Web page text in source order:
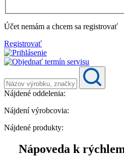
Účet nemám a chcem sa registrovať
Registrovať
Nájdené oddelenia:
Nájdení výrobcovia:
Nájdené produkty:
Nápoveda k